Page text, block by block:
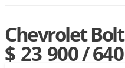
Chevrolet Bolt
$ 23 900/